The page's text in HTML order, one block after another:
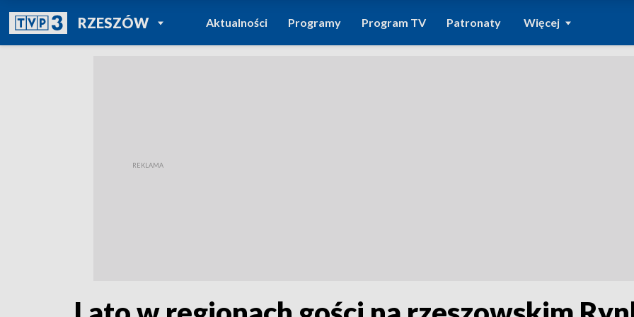
RZESZÓWPOWRÓT DO
TVP REGIONY
Aktualności Programy Program TV Patronaty Więcej